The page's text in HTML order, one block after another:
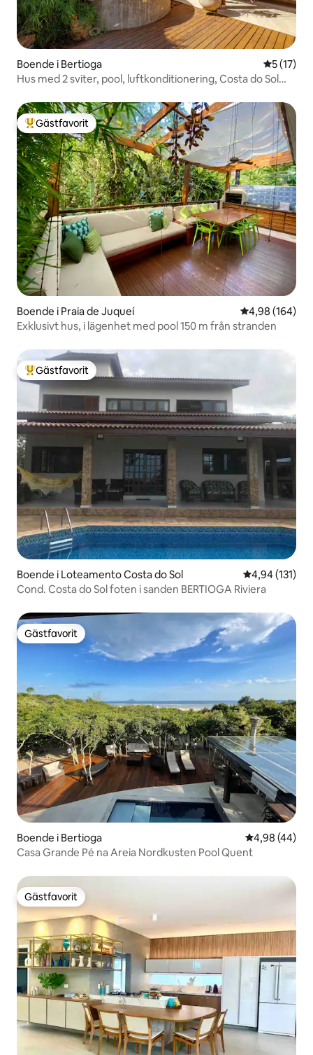
Boende i Bertioga 5 av 5 i
5 (17)
Hus med 2 sviter, pool, luftkonditionering, Costa do Sol
Populär gästfavorit
Gästfavorit
Boende i Praia de Juqueí 4,98 av 5 i
4,98 (164)
Exklusivt hus, i lägenhet med pool 150 m från stranden
Populär gästfavorit
Gästfavorit
Boende i Loteamento Costa do Sol 4,94 av 5 i
4,94 (131)
Cond. Costa do Sol foten i sanden BERTIOGA Riviera
Gästfavorit
Gästfavorit
Boende i Bertioga 4,98 av 5 i
4,98 (44)
Casa Grande Pé na Areia Nordkusten Pool Quent
Gästfavorit
Gästfavorit